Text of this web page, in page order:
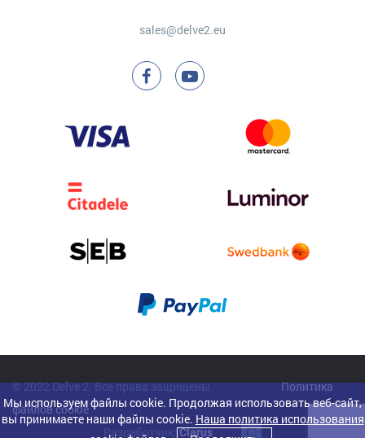
sales@delve2.eu
© 2022 Delve 2. Все права защищены.
Политика
файлов cookie
Разработчик:Clarus
Мы используем файлы cookie. Продолжая использовать веб-сайт,
вы принимаете наши файлы cookie. Наша политика использования